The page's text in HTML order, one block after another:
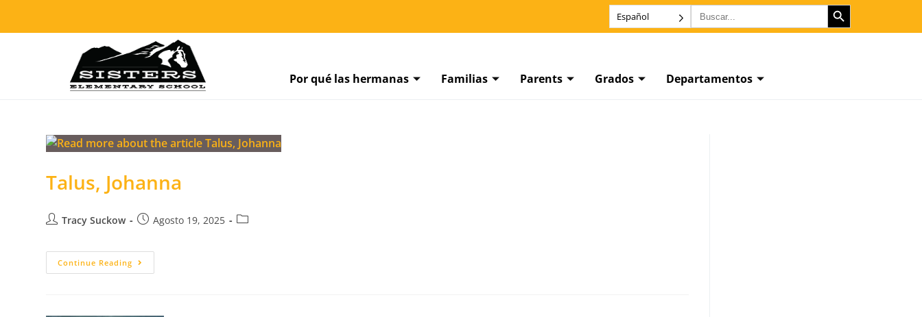
Español Buscar: BOTÓN DE BÚSQUEDA
Por qué las hermanas Familias Parents Grados Departamentos
Talus, Johanna
Tracy Suckow Agosto 19, 2025
Continue Reading